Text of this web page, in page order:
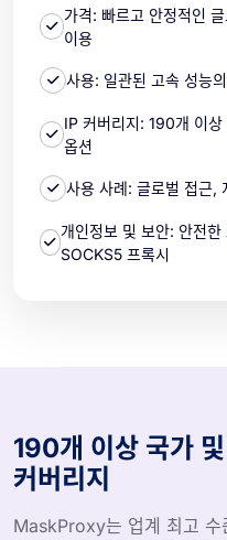
가격: 빠르고 안정적인
이용
사용: 일관된 고속 성능
IP 커버리지: 190개 이
옵션
사용 사례: 글로벌 접근,
개인정보 및 보안: 안전
SOCKS5 프록시
190개 이상 국가
커버리지
MaskProxy는 업계 최고 수